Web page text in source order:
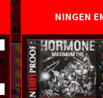
NINGEN